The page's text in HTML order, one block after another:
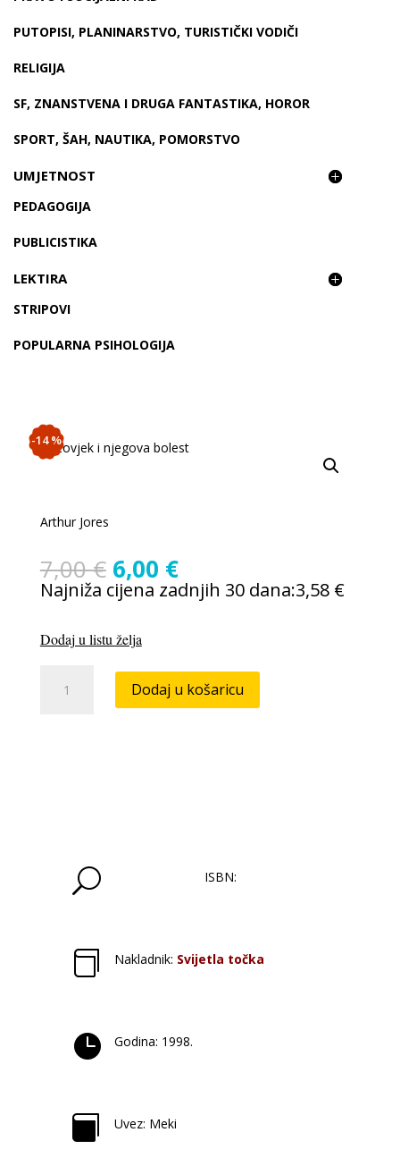
PUTOPISI, PLANINARSTVO, TURISTIČKI VODIČI
RELIGIJA
SF, ZNANSTVENA I DRUGA FANTASTIKA, HOROR
SPORT, ŠAH, NAUTIKA, POMORSTVO
UMJETNOST
PEDAGOGIJA
PUBLICISTIKA
LEKTIRA
STRIPOVI
POPULARNA PSIHOLOGIJA
-14 %
Arthur Jores
7,00€ Izvorna
cijena
bila
je:
7,00 €.
6,00 €Trenutna
cijena
je:
Najniža cijena zadnjih 30 dana:3,58 €
Dodaj u listu želja
Dodaj u košaricu
U ISBN:
 Nakladnik: Svijetla točka
 Godina: 1998.
 Uvez: Meki